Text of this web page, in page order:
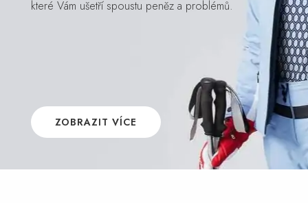
které Vám ušetří spoustu peněz a problémů.
ZOBRAZIT VÍCE